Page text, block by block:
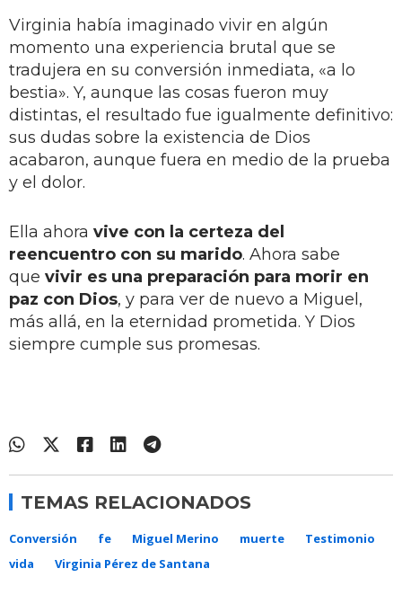
Virginia había imaginado vivir en algún
momento una experiencia brutal que se
tradujera en su conversión inmediata, «a lo
bestia». Y, aunque las cosas fueron muy
distintas, el resultado fue igualmente definitivo:
sus dudas sobre la existencia de Dios
acabaron, aunque fuera en medio de la prueba
y el dolor.
Ella ahora vive con la certeza del
reencuentro con su marido. Ahora sabe
que vivir es una preparación para morir en
paz con Dios, y para ver de nuevo a Miguel,
más allá, en la eternidad prometida. Y Dios
siempre cumple sus promesas.
TEMAS RELACIONADOS
Conversión fe Miguel Merino muerte
Testimonio
vida
Virginia Pérez de Santana